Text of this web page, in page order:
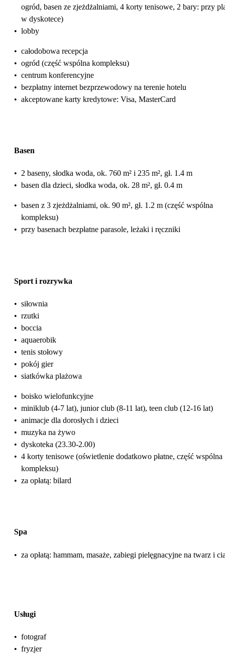
ogród, basen ze zjeżdżalniami, 4 korty tenisowe, 2 bary: przy
w dyskotece)
• lobby
• całodobowa recepcja
• ogród (część wspólna kompleksu)
• centrum konferencyjne
• bezpłatny internet bezprzewodowy na terenie hotelu
• akceptowane karty kredytowe: Visa, MasterCard
Basen
• 2 baseny, słodka woda, ok. 760 m² i 235 m², gł. 1.4 m
• basen dla dzieci, słodka woda, ok. 28 m², gł. 0.4 m
• basen z 3 zjeżdżalniami, ok. 90 m², gł. 1.2 m (część wspólna
kompleksu)
• przy basenach bezpłatne parasole, leżaki i ręczniki
Sport i rozrywka
• siłownia
• rzutki
• boccia
• aquaerobik
• tenis stołowy
• pokój gier
• siatkówka plażowa
• boisko wielofunkcyjne
• miniklub (4-7 lat), junior club (8-11 lat), teen club (12-16 lat)
• animacje dla dorosłych i dzieci
• muzyka na żywo
• dyskoteka (23.30-2.00)
• 4 korty tenisowe (oświetlenie dodatkowo płatne, część wspólna
kompleksu)
• za opłatą: bilard
Spa
• za opłatą: hammam, masaże, zabiegi pielęgnacyjne na twarz i
Usługi
• fotograf
• fryzjer